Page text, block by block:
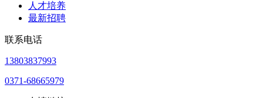
人才培养
最新招聘
联系电话
13803837993
0371-68665979